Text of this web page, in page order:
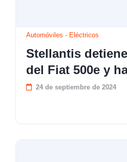
Automóviles - Eléctricos
Stellantis
del Fiat 500e y
24 de septiembre de 2024